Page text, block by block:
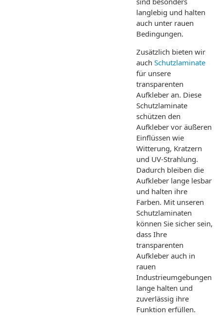
langlebig und halten
auch unter rauen
Bedingungen.
Zusätzlich bieten wir
auch Schutzlaminate
für unsere
transparenten
Aufkleber an. Diese
Schutzlaminate
schützen den
Aufkleber vor äußeren
Einflüssen wie
Witterung, Kratzern
und UV-Strahlung.
Dadurch bleiben die
Aufkleber lange lesbar
und halten ihre
Farben. Mit unseren
Schutzlaminaten
können Sie sicher sein,
dass Ihre
transparenten
Aufkleber auch in
rauen
Industrieumgebungen
lange halten und
zuverlässig ihre
Funktion erfüllen.